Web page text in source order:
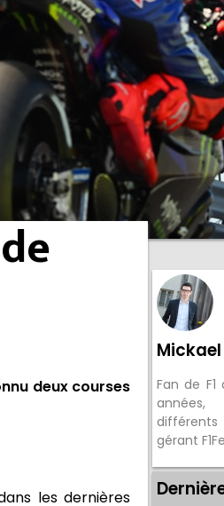
deux courses
les dernières
Fan de
gérant